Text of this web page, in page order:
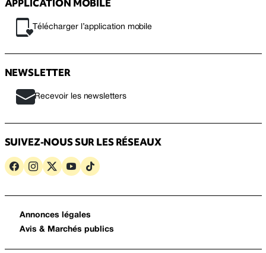
APPLICATION MOBILE
Télécharger l’application mobile
NEWSLETTER
Recevoir les newsletters
SUIVEZ-NOUS SUR LES RÉSEAUX
Annonces légales
Avis & Marchés publics